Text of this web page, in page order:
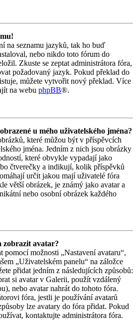
na seznamu jazyků, tak ho buď
nebo nikdo toto fórum do
Zkuste se zeptat administrátora fóra,
požadovaný jazyk. Pokud překlad do
můžete vytvořit nový překlad. Více
na webu phpBB®.
u mého uživatelského jména?
které můžou být v příspěvcích
jména. Jedním z nich jsou obrázky
které obvykle vypadají jako
čtverečky a indikují, kolik příspěvků
určit jakou mají uživatelé fóra
větší obrázek, je známý jako avatar a
nebo osobní obrázek každého
zobrazit avatar?
pomocí možnosti „Nastavení avataru“,
„Uživatelském panelu“ na záložce
přidat jedním z následujících způsobů:
si avatar v Galerii, použít vzdálený
nebo avatar nahrát do tohoto fóra.
fóra, jestli je používání avatarů
lze avatary do fóra přidat. Pokud
kontaktujte administrátora fóra.